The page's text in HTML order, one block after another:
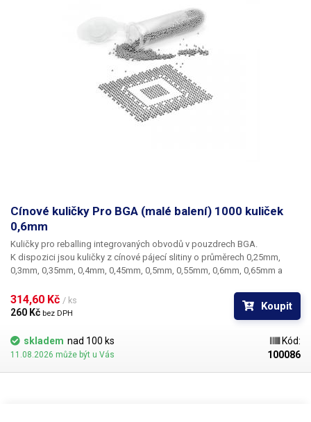
Cínové kuličky Pro BGA (malé balení) 1000 kuliček
0,6mm
Kuličky pro reballing integrovaných obvodů v pouzdrech BGA.
K dispozici jsou kuličky z cínové pájecí slitiny o průměrech 0,25mm,
0,3mm, 0,35mm, 0,4mm, 0,45mm, 0,5mm, 0,55mm, 0,6mm, 0,65mm a
BGA mřížky pro překuličkování. Ampule obsahuje vždy 1000 kusů
kuliček o daném průměru.
314,60 Kč / ks
260 Kč bez DPH
Koupit
skladem nad 100 ks
11.08.2026 může být u Vás
Kód:
100086